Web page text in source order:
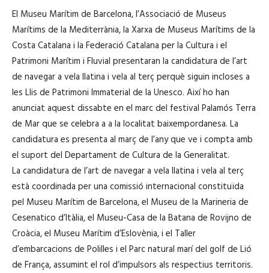
El Museu Marítim de Barcelona, l’Associació de Museus
Marítims de la Mediterrània, la Xarxa de Museus Marítims de la
Costa Catalana i la Federació Catalana per la Cultura i el
Patrimoni Marítim i Fluvial presentaran la candidatura de l’art
de navegar a vela llatina i vela al terç perquè siguin incloses a
les Llis de Patrimoni Immaterial de la Unesco. Així ho han
anunciat aquest dissabte en el marc del festival Palamós Terra
de Mar que se celebra a a la localitat baixempordanesa. La
candidatura es presenta al març de l’any que ve i compta amb
el suport del Departament de Cultura de la Generalitat.
La candidatura de l’art de navegar a vela llatina i vela al terç
està coordinada per una comissió internacional constituïda
pel Museu Marítim de Barcelona, el Museu de la Marineria de
Cesenatico d’Itàlia, el Museu-Casa de la Batana de Rovijno de
Croàcia, el Museu Marítim d’Eslovènia, i el Taller
d’embarcacions de Polilles i el Parc natural marí del golf de Lió
de França, assumint el rol d’impulsors als respectius territoris.